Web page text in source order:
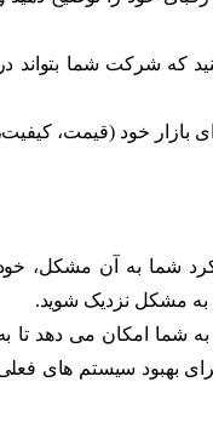
که شرکت شما بتواند
بازار خود (قیمت،
شما به آن مشکل،
به مشکل نزدیک شوید.
شما امکان می دهد تا
بهبود سیستم های